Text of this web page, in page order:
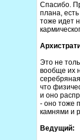
Спасибо.
плана,
тоже идет
Это не
вообще их
что
и оно
- оно тоже
камнями и
Ведущий: